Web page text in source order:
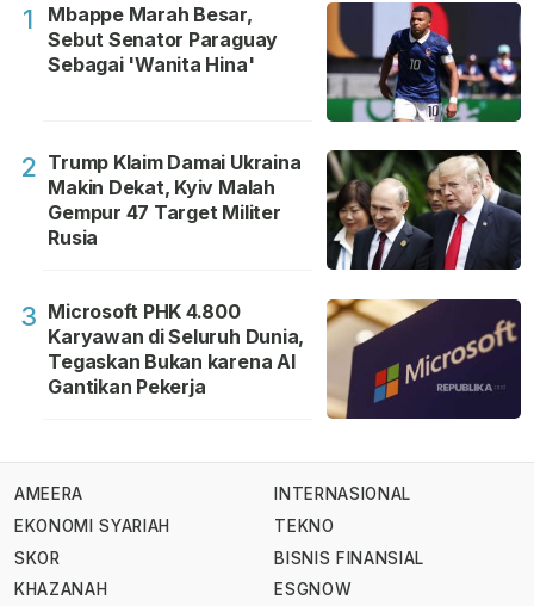
1
Mbappe Marah Besar,
Sebut Senator Paraguay
Sebagai 'Wanita Hina'
2 Trump Klaim Damai Ukraina
Makin Dekat, Kyiv Malah
Gempur 47 Target Militer
Rusia
3 Microsoft PHK 4.800
Karyawan di Seluruh Dunia,
Tegaskan Bukan karena AI
Gantikan Pekerja
AMEERA
EKONOMI SYARIAH
SKOR
KHAZANAH
INTERNASIONAL
TEKNO
BISNIS FINANSIAL
ESGNOW